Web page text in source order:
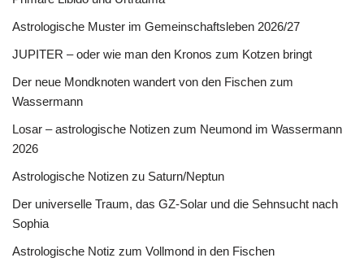
Astrologische Muster im Gemeinschaftsleben 2026/27
JUPITER – oder wie man den Kronos zum Kotzen bringt
Der neue Mondknoten wandert von den Fischen zum
Wassermann
Losar – astrologische Notizen zum Neumond im Wassermann
2026
Astrologische Notizen zu Saturn/Neptun
Der universelle Traum, das GZ-Solar und die Sehnsucht nach
Sophia
Astrologische Notiz zum Vollmond in den Fischen